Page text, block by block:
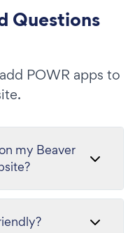
Questions
POWR apps to
my Beaver